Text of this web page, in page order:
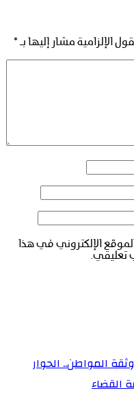
الإلزامية مشار إليها بـ *
الإلكتروني في هذا
تعليقي.
المواطن.. الحوار
القضاء